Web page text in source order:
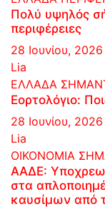
Πολύ υψηλός
περιφέρειες
28 Ιουνίου,
Lia
ΕΛΛΑΔΑ
Εορτολόγιο:
28 Ιουνίου,
Lia
ΟΙΚΟΝΟΜΙΑ
ΑΑΔΕ:
στα
καυσίμων από